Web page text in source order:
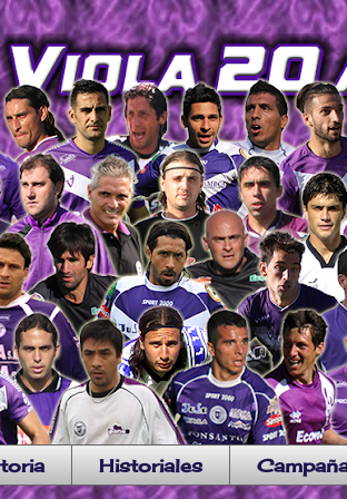
Historiales